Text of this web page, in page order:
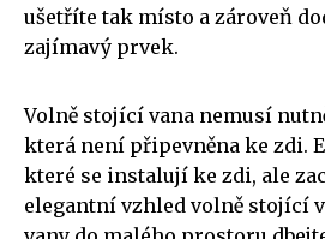
ušetříte tak místo a zároveň
zajímavý prvek.
Volně stojící vana nemusí
která není připevněna ke zdi.
které se instalují ke zdi, ale
elegantní vzhled volně stojící